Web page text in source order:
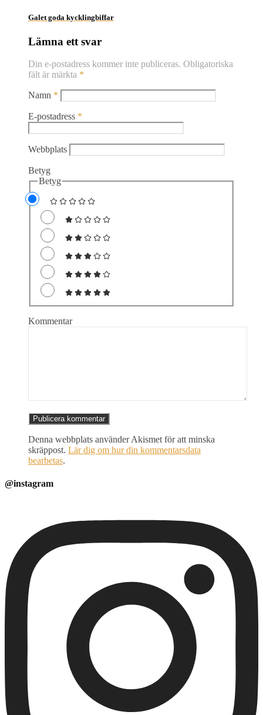
Galet goda kycklingbiffar
Lämna ett svar
Din e-postadress kommer inte publiceras. Obligatoriska
fält är märkta *
Namn *
E-postadress *
Webbplats
Betyg
Betyg
Kommentar
Denna webbplats använder Akismet för att minska
skräppost. Lär dig om hur din kommentarsdata
bearbetas.
@instagram